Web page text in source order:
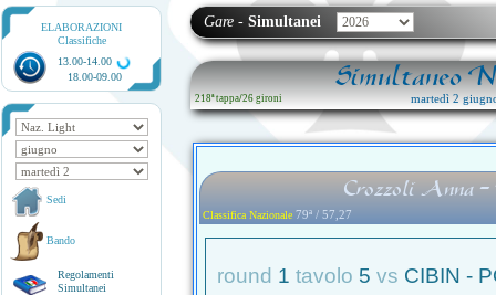
ELABORAZIONI
Classifiche
13.00-14.00
18.00-09.00
Sedi
Bando
Regolamenti
Simultanei
Gare - Simultanei
Simultaneo
218ª tappa/26 gironi martedì 2
Crozzoli Anna -
Classifica Nazionale 79ª / 57,27
round 1 tavolo 5 vs CIBIN -